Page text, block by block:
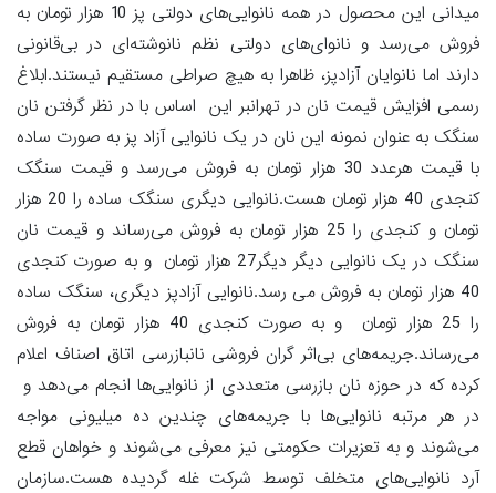
میدانی این محصول در همه نانوایی‌های دولتی پز 10 هزار تومان به
فروش می‌رسد و نانوای‌های دولتی نظم نانوشته‌ای در بی‌قانونی
دارند اما نانوایان آزادپز، ظاهرا به هیچ صراطی مستقیم نیستند.ابلاغ
رسمی افزایش قیمت نان در تهرانبر این اساس با در نظر گرفتن نان
سنگک به عنوان نمونه این نان در یک نانوایی آزاد پز به صورت ساده
با قیمت هرعدد 30 هزار تومان به فروش می‌رسد و قیمت سنگک
کنجدی 40 هزار تومان هست.نانوایی دیگری سنگک ساده را 20 هزار
تومان و کنجدی را 25 هزار تومان به فروش می‌رساند و قیمت نان
سنگک در یک نانوایی دیگر دیگر27 هزار تومان و به صورت کنجدی
40 هزار تومان به فروش می رسد.نانوایی آزادپز دیگری، سنگک ساده
را 25 هزار تومان و به صورت کنجدی 40 هزار تومان به فروش
می‌رساند.جریمه‌های بی‌اثر گران فروشی نانبازرسی اتاق اصناف اعلام
کرده که در حوزه نان بازرسی متعددی از نانوایی‌ها انجام می‌دهد و
در هر مرتبه نانوایی‌ها با جریمه‌های چندین ده میلیونی مواجه
می‌شوند و به تعزیرات حکومتی نیز معرفی می‌شوند و خواهان قطع
آرد نانوایی‌های متخلف توسط شرکت غله گردیده هست.سازمان